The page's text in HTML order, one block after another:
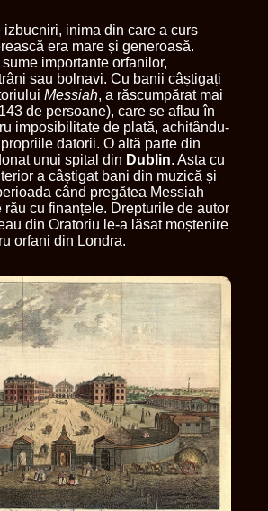
izbucniri, inima din care a curs
era mare și generoasă.
importante orfanilor,
sau bolnavi. Cu banii câștigați
Messiah, a răscumpărat mai
de persoane), care se aflau în
imposibilitate de plată, achitându-
datorii. O altă parte din
unui spital din Dublin. Asta cu
a câștigat bani din muzică și
când pregătea Messiah
rău cu finanțele. Drepturile de autor
din Oratoriu le-a lăsat moștenire
orfani din Londra.